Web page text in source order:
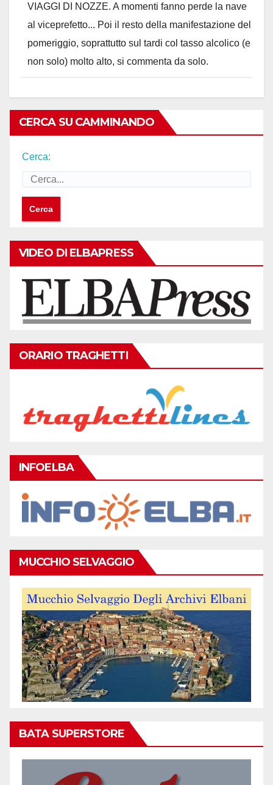
VIAGGI DI NOZZE. A momenti fanno perde la nave
al viceprefetto... Poi il resto della manifestazione del
pomeriggio, soprattutto sul tardi col tasso alcolico (e
non solo) molto alto, si commenta da solo.
CERCA SU CAMMINANDO
Cerca:
VIDEO DI ELBAPRESS
ORARIO TRAGHETTI
INFOELBA
MUCCHIO SELVAGGIO
BATA SUPERSTORE